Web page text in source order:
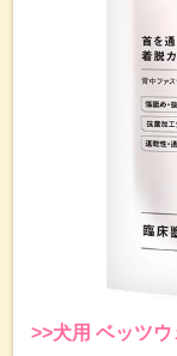
>>犬用 ベッツウ